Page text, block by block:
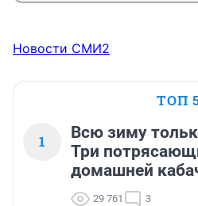
Новости СМИ2
ТОП
1
Всю зиму
Три
домашней
29 761 3